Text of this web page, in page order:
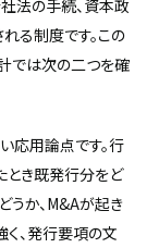
法の手続、資本政
る制度です。この
では次の二つを確
応用論点です。行
とき既発行分をど
うか、M&Aが起き
、発行要項の文